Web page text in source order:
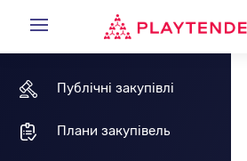
Публічні закупівлі
Плани закупівель